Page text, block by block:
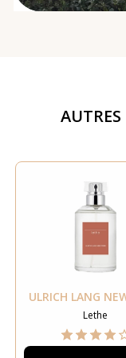
AUTRES
ULRICH LANG
Lethe